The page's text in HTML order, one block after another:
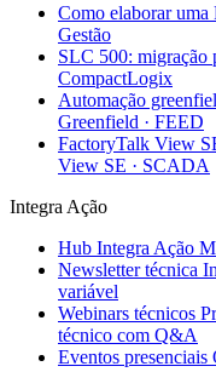
Como elaborar uma
Gestão
SLC 500: migração
CompactLogix
Automação
Greenfield · FEED
FactoryTalk View
View SE · SCADA
Integra Ação
Hub Integra Ação
Newsletter técnica
variável
Webinars técnicos
técnico com Q&A
Eventos presenciais